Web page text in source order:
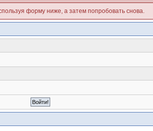
форму ниже, а затем попробовать снова.